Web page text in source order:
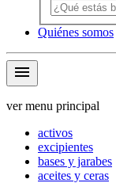
Quiénes somos
menu
ver menu principal
activos
excipientes
bases y jarabes
aceites y ceras